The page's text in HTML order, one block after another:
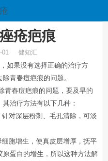
疮疤痕
01 健知汇
果没有选择正确的治疗方
青春痘疤痕的问题。
春痘疤痕的问题，要及早的
治疗方法有以下几种：
对深层粉刺、毛孔清除，可淡
胞增生，使真皮层增厚，抚平
蛋白的增生，所以这种方法解